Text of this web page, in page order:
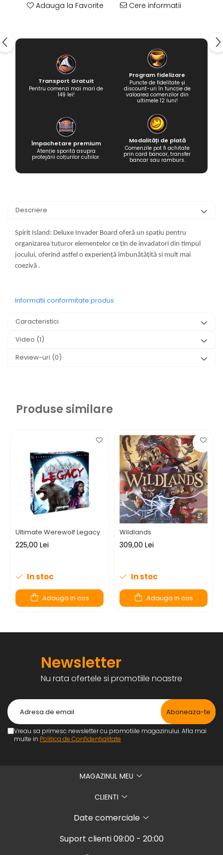
Adauga la Favorite Cere informatii
Transport Gratuit
Pentru comenzi mai mari de
149 lei!
Program fidelizare
Puncte de fidelitate și
discount-uri în funcție de
valoarea comenzilor din
ultimele 12 luni!
Împachetare premium
Atenție sporită asupra
protejării colțurilor cutiilor.
Modalități de plată
Comenzile pot fi achitate
prin card bancar, transfer
bancar sau ramburs.
Descriere
Spirit Island: Deluxe Invader Board oferă un spațiu pentru
organizarea tuturor elementelor ce țin de invadatori din timpul
jocului, oferind astfel o experiență îmbunătățită si mult mai
coezivă .
Informatii conformitate produs
Caracteristici
Video (1)
Review-uri (0)
Produse similare
Ultimate Werewolf Legacy
225,00 Lei
In stoc
Adauga in cos
Wildlands
309,00 Lei
In stoc
Adauga in cos
Newsletter
Nu rata ofertele si promotiile noastre
Vreau sa primesc newsletter cu promotiile magazinului. Afla mai
multe in Politica de Confidentialitate
MAGAZINUL MEU
CLIENTI
Date comerciale
Suport clienti09:00 - 20:00